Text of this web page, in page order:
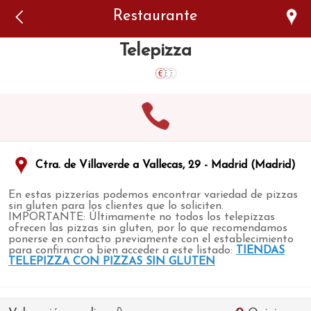
Restaurante
Telepizza
Ctra. de Villaverde a Vallecas, 29 - Madrid (Madrid)
En estas pizzerías podemos encontrar variedad de pizzas
sin gluten para los clientes que lo soliciten.
IMPORTANTE: Últimamente no todos los telepizzas
ofrecen las pizzas sin gluten, por lo que recomendamos
ponerse en contacto previamente con el establecimiento
para confirmar o bien acceder a este listado:
TIENDAS
TELEPIZZA CON PIZZAS SIN GLUTEN
authorized to show the cookie declaration for domain group
ID 546ddaab-b478-4440-aa8a-3b0205284212. Please add it to
the domain group in the Cookiebot Manager to authorize